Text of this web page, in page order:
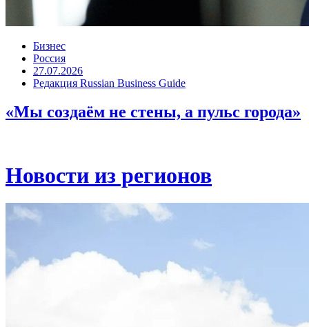
Бизнес
Россия
27.07.2026
Редакция Russian Business Guide
«Мы создаём не стены, а пульс города»
Новости из регионов